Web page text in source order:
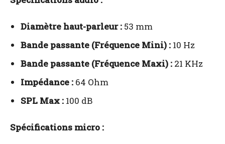
Diamètre haut-parleur : 53 mm
Bande passante (Fréquence Mini) : 10 Hz
Bande passante (Fréquence Maxi) : 21 KHz
Impédance : 64 Ohm
SPL Max : 100 dB
Spécifications micro :